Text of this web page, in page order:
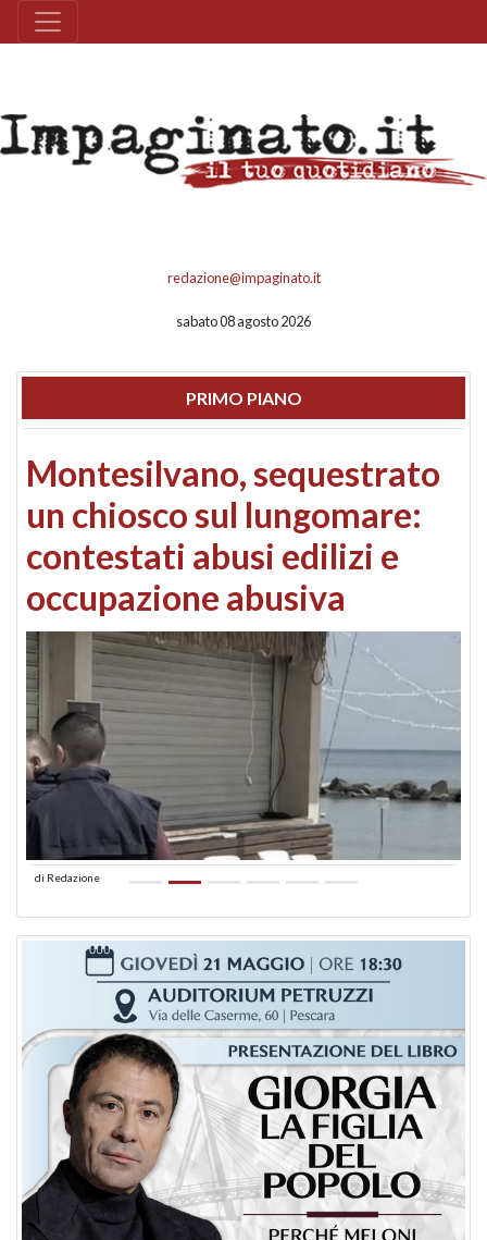
redazione@impaginato.it
sabato 08 agosto 2026
PRIMO PIANO
Montesilvano, sequestrato
un chiosco sul lungomare:
contestati abusi edilizi e
occupazione abusiva
di Redazione